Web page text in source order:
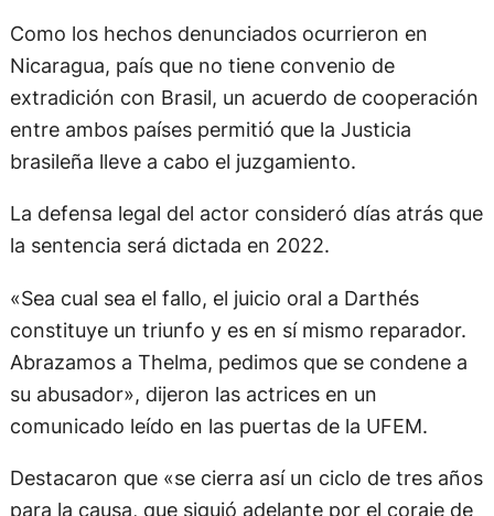
Como los hechos denunciados ocurrieron en
Nicaragua, país que no tiene convenio de
extradición con Brasil, un acuerdo de cooperación
entre ambos países permitió que la Justicia
brasileña lleve a cabo el juzgamiento.
La defensa legal del actor consideró días atrás que
la sentencia será dictada en 2022.
«Sea cual sea el fallo, el juicio oral a Darthés
constituye un triunfo y es en sí mismo reparador.
Abrazamos a Thelma, pedimos que se condene a
su abusador», dijeron las actrices en un
comunicado leído en las puertas de la UFEM.
Destacaron que «se cierra así un ciclo de tres años
para la causa, que siguió adelante por el coraje de